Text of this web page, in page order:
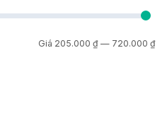
Giá 205.000 ₫ — 720.000 ₫